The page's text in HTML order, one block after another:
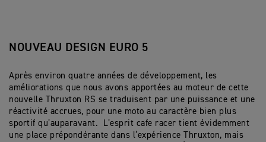
NOUVEAU DESIGN EURO 5
Après environ quatre années de développement, les
améliorations que nous avons apportées au moteur de cette
nouvelle Thruxton RS se traduisent par une puissance et une
réactivité accrues, pour une moto au caractère bien plus
sportif qu’auparavant. L’esprit cafe racer tient évidemment
une place prépondérante dans l’expérience Thruxton, mais